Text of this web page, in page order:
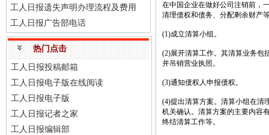
工人日报遗失声明办理流程及费用
工人日报广告部电话
热门点击
工人日报投稿邮箱
工人日报电子版在线阅读
工人日报电子版
工人日报记者之家
工人日报编辑部
在中国企业在做好公司注销前，
清理债权和债务、分配剩余财产
(1)成立清算小组。
(2)展开清算工作。其清算业务包
并吊销营业执照。
(3)通知债权人申报债权。
(4)提出清算方案。清算小组在清
机关确认。清算方案的主要内容
终结清算工作等。